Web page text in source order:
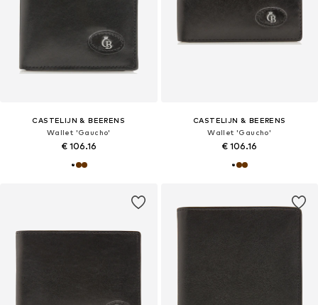
CASTELIJN & BEERENS
Wallet 'Gaucho'
€ 106.16
CASTELIJN & BEERENS
Wallet 'Gaucho'
€ 106.16